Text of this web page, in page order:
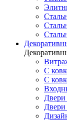
С
С
Двери
Двери